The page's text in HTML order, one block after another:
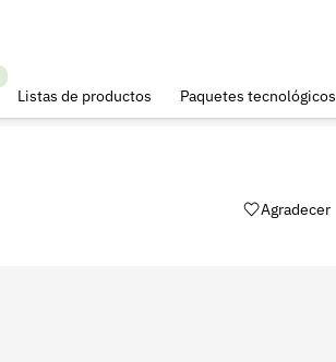
Listas de productos Paquetes tecnológicos
Agradecer